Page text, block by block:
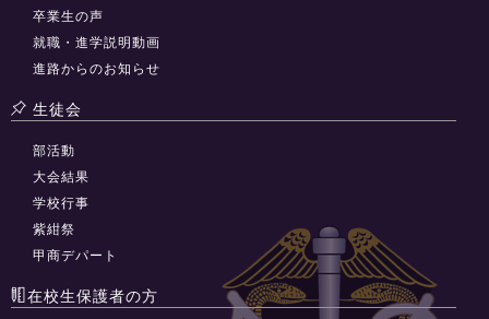
卒業生の声
就職・進学説明動画
進路からのお知らせ
生徒会
部活動
大会結果
学校行事
紫紺祭
甲商デパート
在校生保護者の方